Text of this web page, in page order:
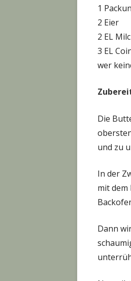
1
2 Eier
2 EL
3 EL
wer
Die
und zu
In der
mit dem
Dann